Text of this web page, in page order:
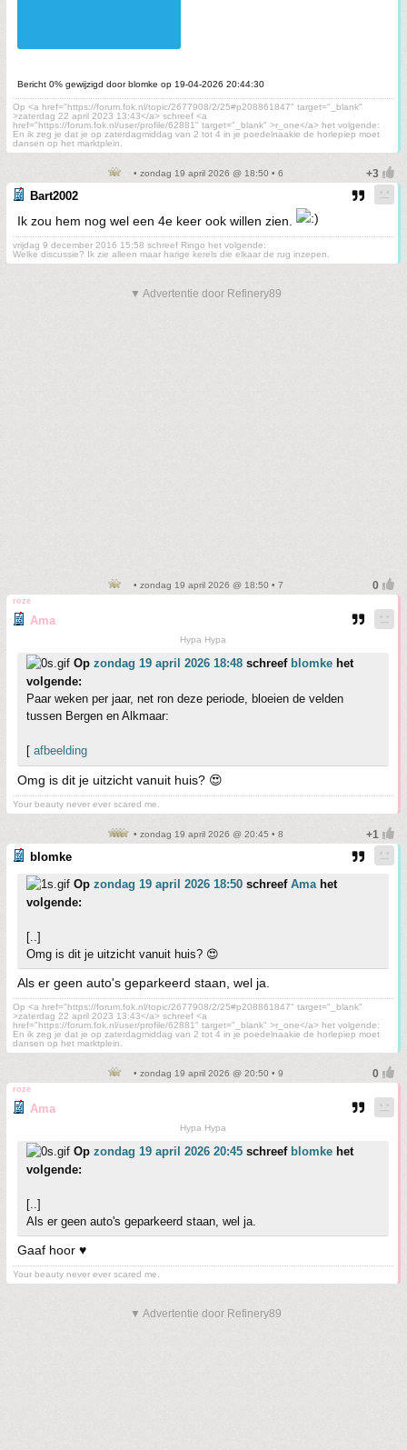
Bericht 0% gewijzigd door blomke op 19-04-2026 20:44:30
Op <a href="https://forum.fok.nl/topic/2677908/2/25#p208861847" target="_blank"
>zaterdag 22 april 2023 13:43</a> schreef <a
href="https://forum.fok.nl/user/profile/62881" target="_blank" >r_one</a> het volgende:
En ik zeg je dat je op zaterdagmiddag van 2 tot 4 in je poedelnaakie de horlepiep moet
dansen op het marktplein.
• zondag 19 april 2026 @ 18:50 • 6
Bart2002
Ik zou hem nog wel een 4e keer ook willen zien.
vrijdag 9 december 2016 15:58 schreef Ringo het volgende:
Welke discussie? Ik zie alleen maar harige kerels die elkaar de rug inzepen.
▼ Advertentie door Refinery89
• zondag 19 april 2026 @ 18:50 • 7
roze
Ama
Hypa Hypa
Op zondag 19 april 2026 18:48 schreef blomke het
volgende:
Paar weken per jaar, net ron deze periode, bloeien de velden
tussen Bergen en Alkmaar:
[ afbeelding
Omg is dit je uitzicht vanuit huis? 😍
Your beauty never ever scared me.
• zondag 19 april 2026 @ 20:45 • 8
blomke
Op zondag 19 april 2026 18:50 schreef Ama het
volgende:
[..]
Omg is dit je uitzicht vanuit huis? 😍
Als er geen auto's geparkeerd staan, wel ja.
Op <a href="https://forum.fok.nl/topic/2677908/2/25#p208861847" target="_blank"
>zaterdag 22 april 2023 13:43</a> schreef <a
href="https://forum.fok.nl/user/profile/62881" target="_blank" >r_one</a> het volgende:
En ik zeg je dat je op zaterdagmiddag van 2 tot 4 in je poedelnaakie de horlepiep moet
dansen op het marktplein.
• zondag 19 april 2026 @ 20:50 • 9
roze
Ama
Hypa Hypa
Op zondag 19 april 2026 20:45 schreef blomke het
volgende:
[..]
Als er geen auto's geparkeerd staan, wel ja.
Gaaf hoor ♥️
Your beauty never ever scared me.
▼ Advertentie door Refinery89